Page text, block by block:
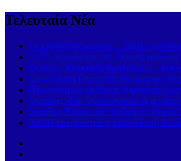
Τελευταία Νέα
Ο Χαριτοδιπλωμένος… έβαλε φωτιά
100% πληρότητα από Θεσσαλονίκη
Σκιάθος: Μουσικές βραδιές με…
Συνεδρίαση Επιτροπής Εκτίμησης
Πολύ υψηλός κίνδυνος πυρκαγιάς
Σκιάθος: «Με ξυλοκόπησαν & με
Σκιάθος: Έφυγε από τη ζωή σε
ΝΙΚΗ για ηλεκτρική διασύνδεση